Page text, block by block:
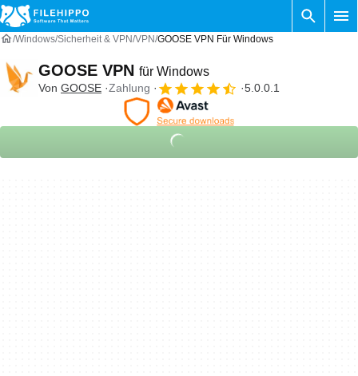
Windows Sicherheit & VPN VPN GOOSE VPN Für Windows
GOOSE VPN für Windows
Von GOOSE Zahlung 5.0.0.1